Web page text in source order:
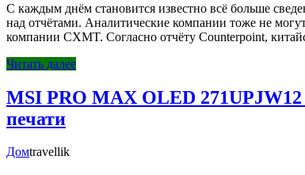
С каждым днём становится известно всё больше
над отчётами. Аналитические компании тоже не
компании CXMT. Согласно отчёту Counterpoint,
Читать далее
MSI PRO MAX OLED
печати
Домtravellik